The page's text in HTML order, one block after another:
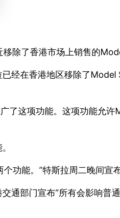
除了香港市场上销售的
经在香港地区移除了
了这项功能。这项功能允
功能。”特斯拉周二晚间宣布
部门宣布“所有会影响普